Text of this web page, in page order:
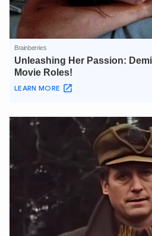
Hãy hỏi tôi bất kỳ điều
An Ninh Thủ Đô nhé. Tôi